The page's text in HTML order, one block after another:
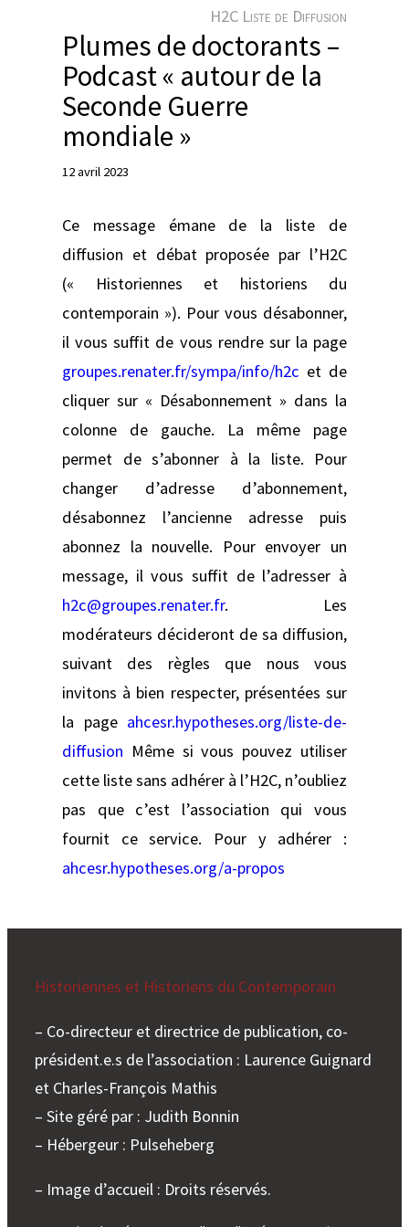
r
H2C Liste de Diffusion
Plumes de doctorants –
Podcast « autour de la
Seconde Guerre
mondiale »
12 avril 2023
Ce message émane de la liste de
diffusion et débat proposée par l’H2C
(« Historiennes et historiens du
contemporain »). Pour vous désabonner,
il vous suffit de vous rendre sur la page
groupes.renater.fr/sympa/info/h2c et de
cliquer sur « Désabonnement » dans la
colonne de gauche. La même page
permet de s’abonner à la liste. Pour
changer d’adresse d’abonnement,
désabonnez l’ancienne adresse puis
abonnez la nouvelle. Pour envoyer un
message, il vous suffit de l’adresser à
h2c@groupes.renater.fr. Les
modérateurs décideront de sa diffusion,
suivant des règles que nous vous
invitons à bien respecter, présentées sur
la page ahcesr.hypotheses.org/liste-de-
diffusion Même si vous pouvez utiliser
cette liste sans adhérer à l’H2C, n’oubliez
pas que c’est l’association qui vous
fournit ce service. Pour y adhérer :
ahcesr.hypotheses.org/a-propos
Historiennes et Historiens du Contemporain
– Co-directeur et directrice de publication, co-
président.e.s de l’association : Laurence Guignard
et Charles-François Mathis
– Site géré par : Judith Bonnin
– Hébergeur : Pulseheberg
– Image d’accueil : Droits réservés.